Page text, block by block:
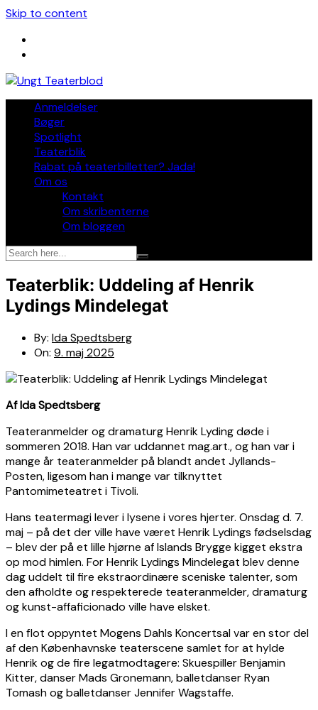
Skip to content
Anmeldelser
Bøger
Spotlight
Teaterblik
Rabat på teaterbilletter? Jada!
Om os
Kontakt
Om skribenterne
Om bloggen
Teaterblik: Uddeling af Henrik
Lydings Mindelegat
By: Ida Spedtsberg
On: 9. maj 2025
Af Ida Spedtsberg
Teateranmelder og dramaturg Henrik Lyding døde i
sommeren 2018. Han var uddannet mag.art., og han var i
mange år teateranmelder på blandt andet Jyllands-
Posten, ligesom han i mange var tilknyttet
Pantomimeteatret i Tivoli.
Hans teatermagi lever i lysene i vores hjerter. Onsdag d. 7.
maj – på det der ville have været Henrik Lydings fødselsdag
– blev der på et lille hjørne af Islands Brygge kigget ekstra
op mod himlen. For Henrik Lydings Mindelegat blev denne
dag uddelt til fire ekstraordinære sceniske talenter, som
den afholdte og respekterede teateranmelder, dramaturg
og kunst-affaficionado ville have elsket.
I en flot oppyntet Mogens Dahls Koncertsal var en stor del
af den Københavnske teaterscene samlet for at hylde
Henrik og de fire legatmodtagere: Skuespiller Benjamin
Kitter, danser Mads Gronemann, balletdanser Ryan
Tomash og balletdanser Jennifer Wagstaffe.